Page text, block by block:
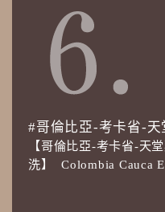
#哥倫比亞-考卡省-天
【哥倫比亞-考卡省-天
洗】 Colombia Cauca